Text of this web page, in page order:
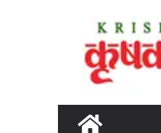
content